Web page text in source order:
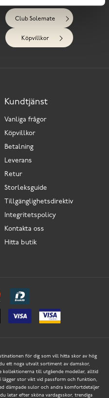
Club Solemate
Köpvillkor
Kundtjänst
Vanliga frågor
Köpvillkor
Betalning
Leverans
Retur
Storleksguide
Tillgänglighetsdirektiv
Integritetspolicy
Kontakta oss
Hitta butik
för dig som vill hitta skor av hög
ett noga utvalt sortiment av damskor,
kollektionerna till utgående modeller, alltid
stor vikt vid passform och funktion,
dämpade sulor och andra komfortdetaljer
letar efter sköna vardagsskor, trendiga